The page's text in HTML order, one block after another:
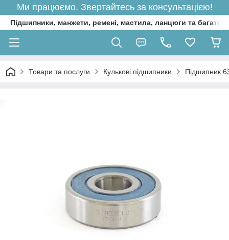
Ми працюємо. Звертайтесь за консультацією!
Підшипники, манжети, ремені, мастила, ланцюги та багато
Товари та послуги Кулькові підшипники Підшипник